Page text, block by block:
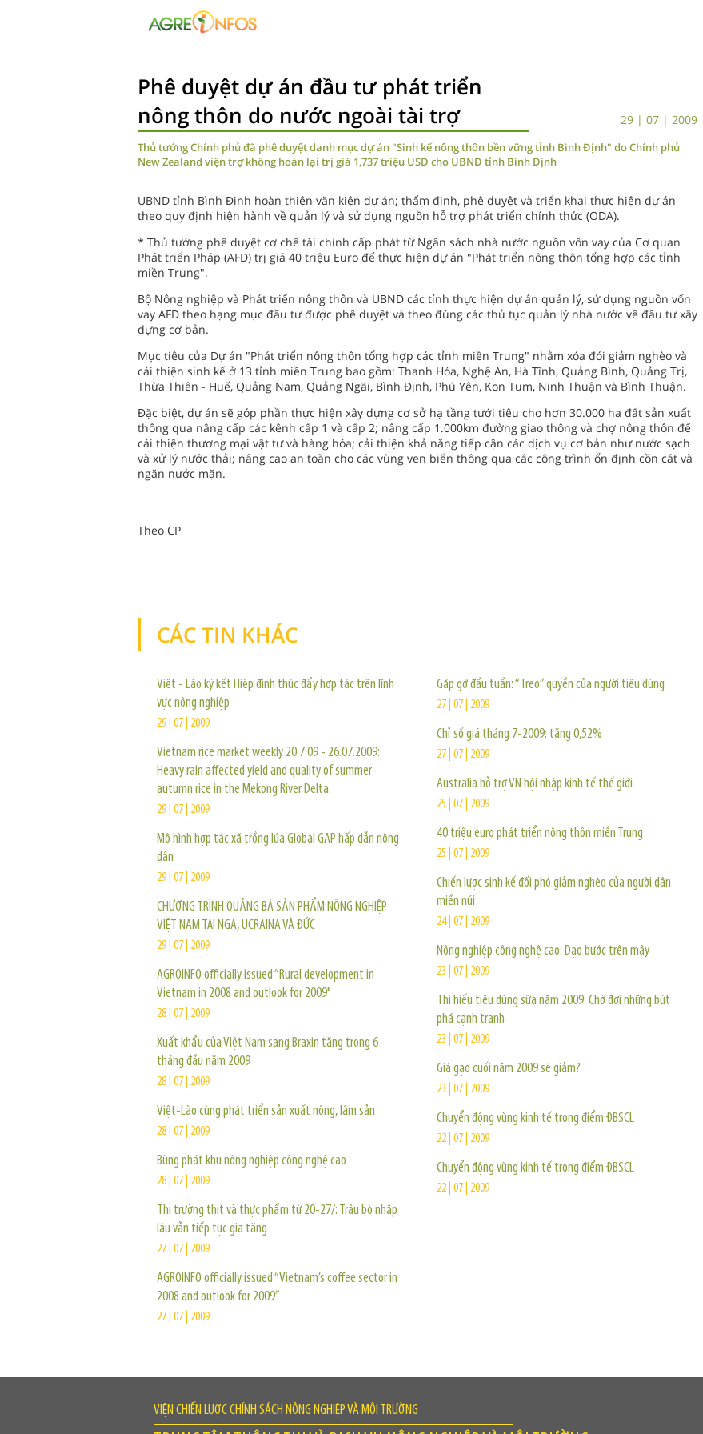
Phê duyệt dự án đầu tư phát triển
nông thôn do nước ngoài tài trợ
29 | 07 | 2009
Thủ tướng Chính phủ đã phê duyệt danh mục dự án "Sinh kế nông thôn bền vững tỉnh Bình Định" do Chính phủ
New Zealand viện trợ không hoàn lại trị giá 1,737 triệu USD cho UBND tỉnh Bình Định
UBND tỉnh Bình Định hoàn thiện văn kiện dự án; thẩm định, phê duyệt và triển khai thực hiện dự án
theo quy định hiện hành về quản lý và sử dụng nguồn hỗ trợ phát triển chính thức (ODA).
* Thủ tướng phê duyệt cơ chế tài chính cấp phát từ Ngân sách nhà nước nguồn vốn vay của Cơ quan
Phát triển Pháp (AFD) trị giá 40 triệu Euro để thực hiện dự án "Phát triển nông thôn tổng hợp các tỉnh
miền Trung".
Bộ Nông nghiệp và Phát triển nông thôn và UBND các tỉnh thực hiện dự án quản lý, sử dụng nguồn vốn
vay AFD theo hạng mục đầu tư được phê duyệt và theo đúng các thủ tục quản lý nhà nước về đầu tư xây
dựng cơ bản.
Mục tiêu của Dự án "Phát triển nông thôn tổng hợp các tỉnh miền Trung" nhằm xóa đói giảm nghèo và
cải thiện sinh kế ở 13 tỉnh miền Trung bao gồm: Thanh Hóa, Nghệ An, Hà Tĩnh, Quảng Bình, Quảng Trị,
Thừa Thiên - Huế, Quảng Nam, Quảng Ngãi, Bình Định, Phú Yên, Kon Tum, Ninh Thuận và Bình Thuận.
Đặc biệt, dự án sẽ góp phần thực hiện xây dựng cơ sở hạ tầng tưới tiêu cho hơn 30.000 ha đất sản xuất
thông qua nâng cấp các kênh cấp 1 và cấp 2; nâng cấp 1.000km đường giao thông và chợ nông thôn để
cải thiện thương mại vật tư và hàng hóa; cải thiện khả năng tiếp cận các dịch vụ cơ bản như nước sạch
và xử lý nước thải; nâng cao an toàn cho các vùng ven biển thông qua các công trình ổn định cồn cát và
ngăn nước mặn.
Theo CP
CÁC TIN KHÁC
Việt - Lào ký kết Hiệp định thúc đẩy hợp tác trên lĩnh
vực nông nghiệp
29 | 07 | 2009
Vietnam rice market weekly 20.7.09 - 26.07.2009:
Heavy rain affected yield and quality of summer-
autumn rice in the Mekong River Delta.
29 | 07 | 2009
Mô hình hợp tác xã trồng lúa Global GAP hấp dẫn nông
dân
29 | 07 | 2009
CHƯƠNG TRÌNH QUẢNG BÁ SẢN PHẨM NÔNG NGHIỆP
VIỆT NAM TẠI NGA, UCRAINA VÀ ĐỨC
29 | 07 | 2009
AGROINFO officially issued “Rural development in
Vietnam in 2008 and outlook for 2009"
28 | 07 | 2009
Xuất khẩu của Việt Nam sang Braxin tăng trong 6
tháng đầu năm 2009
28 | 07 | 2009
Việt-Lào cùng phát triển sản xuất nông, lâm sản
28 | 07 | 2009
Bùng phát khu nông nghiệp công nghệ cao
28 | 07 | 2009
Thị trường thịt và thực phẩm từ 20-27/: Trâu bò nhập
lậu vẫn tiếp tục gia tăng
27 | 07 | 2009
AGROINFO officially issued “Vietnam’s coffee sector in
2008 and outlook for 2009”
27 | 07 | 2009
Gặp gỡ đầu tuần: “Treo” quyền của người tiêu dùng
27 | 07 | 2009
Chỉ số giá tháng 7-2009: tăng 0,52%
27 | 07 | 2009
Australia hỗ trợ VN hội nhập kinh tế thế giới
25 | 07 | 2009
40 triệu euro phát triển nông thôn miền Trung
25 | 07 | 2009
Chiến lược sinh kế đối phó giảm nghèo của người dân
miền núi
24 | 07 | 2009
Nông nghiệp công nghệ cao: Dạo bước trên mây
23 | 07 | 2009
Thị hiếu tiêu dùng sữa năm 2009: Chờ đợi những bứt
phá cạnh tranh
23 | 07 | 2009
Giá gạo cuối năm 2009 sẽ giảm?
23 | 07 | 2009
Chuyển động vùng kinh tế trọng điểm ĐBSCL
22 | 07 | 2009
Chuyển động vùng kinh tế trọng điểm ĐBSCL
22 | 07 | 2009
VIỆN CHIẾN LƯỢC CHÍNH SÁCH NÔNG NGHIỆP VÀ MÔI TRƯỜNG